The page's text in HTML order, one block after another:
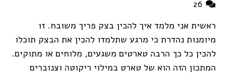
ראשית אני מלמד איך להכין בצק פריך משובח. זו
מיומנות נהדרת כי מרגע שתלמדו להכין את הבצק תוכלו
להכין כל כך הרבה טארטים משגעים, מלוחים או מתוקים.
המתכון הזה הוא של טארט במילוי ריקוטה וצנוברים